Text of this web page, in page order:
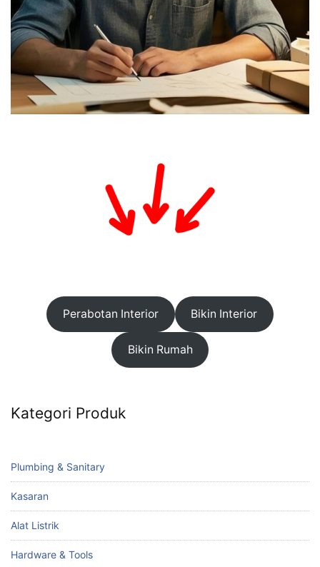
Perabotan Interior Bikin Interior
Bikin Rumah
Kategori Produk
Plumbing & Sanitary
Kasaran
Alat Listrik
Hardware & Tools